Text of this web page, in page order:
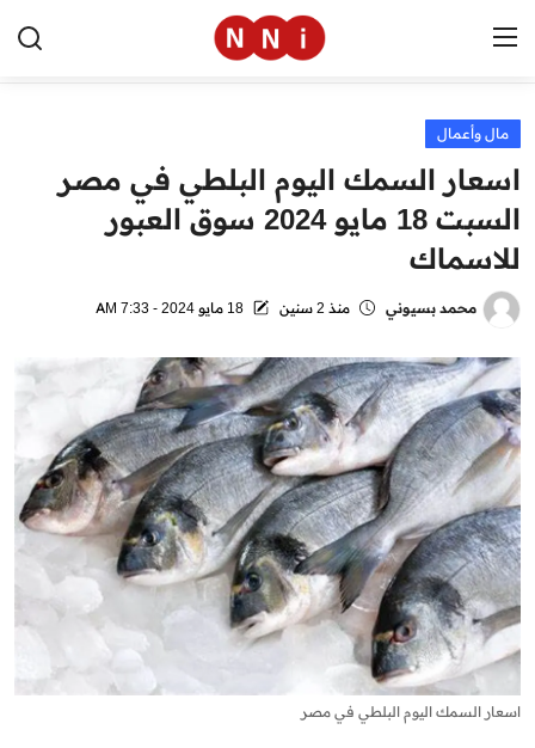
الرئيسية
اخبار مصر
العالم
الرياضة
مال وأعمال
تقنية
التعليم
منوعات
مال وأعمال
اسعار السمك اليوم البلطي في مصر
السبت 18 مايو 2024 سوق العبور
للاسماك
محمد بسيوني منذ 2 سنين 18 مايو 2024 - 7:33 AM
اسعار السمك اليوم البلطي في مصر